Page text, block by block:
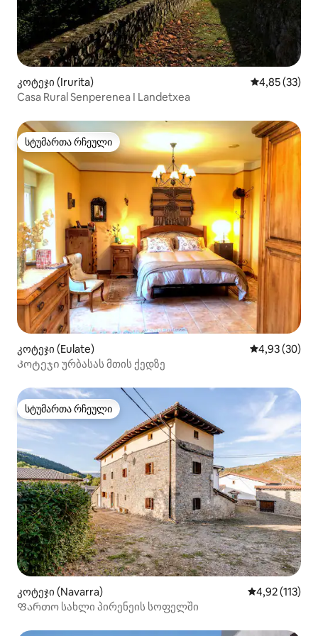
კოტეჯი (Irurita) საშუალო
4,85 (33)
Casa Rural Senperenea I Landetxea
სტუმართა რჩეული
სტუმართა რჩეული
კოტეჯი (Eulate) საშუალო
4,93 (30)
Კოტეჯი ურბასას მთის ქედზე
სტუმართა რჩეული
სტუმართა რჩეული
კოტეჯი (Navarra) საშუალო
4,92 (113)
Ფართო სახლი პირენეის სოფელში